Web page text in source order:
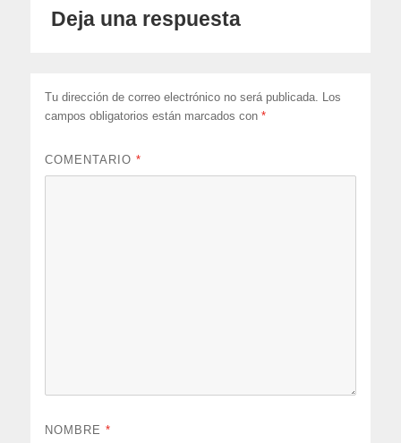
Deja una respuesta
Tu dirección de correo electrónico no será publicada. Los
campos obligatorios están marcados con*
COMENTARIO*
NOMBRE*